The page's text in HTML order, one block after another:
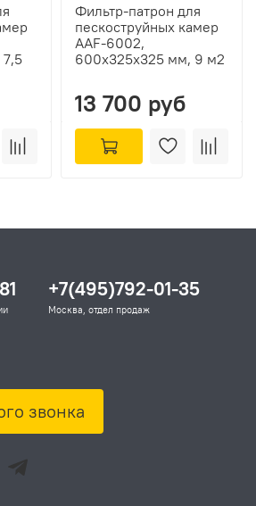
Фильтр-патрон для
пескоструйных камер
AAF-6002,
600х325х325 мм, 9 м2
13 700 руб
+7(495)792-01-35
Москва, отдел продаж
звонка